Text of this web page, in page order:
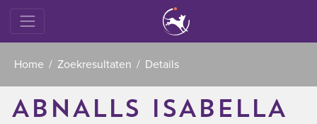
Home Zoekresultaten Details
ABNALLS ISABELLA